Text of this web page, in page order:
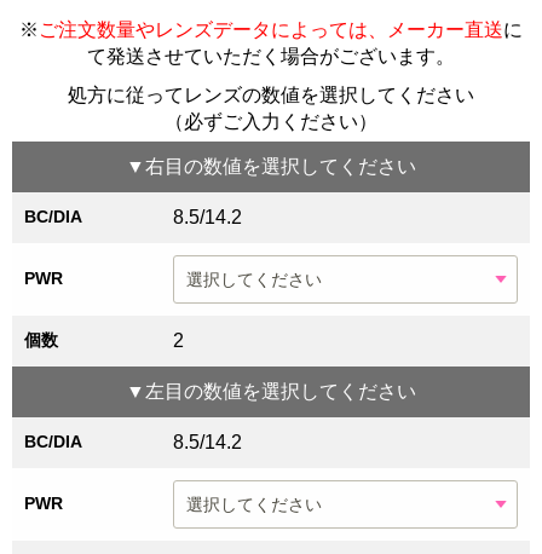
※ ご注文数量やレンズデータによっては、メーカー直送に
て発送させていただく場合がございます。
処方に従ってレンズの数値を選択してください
（必ずご入力ください）
▼右目 の数値を選択してください
BC/DIA 8.5/14.2
PWR
個数 2
▼ 左目 の数値を選択してください
BC/DIA 8.5/14.2
PWR